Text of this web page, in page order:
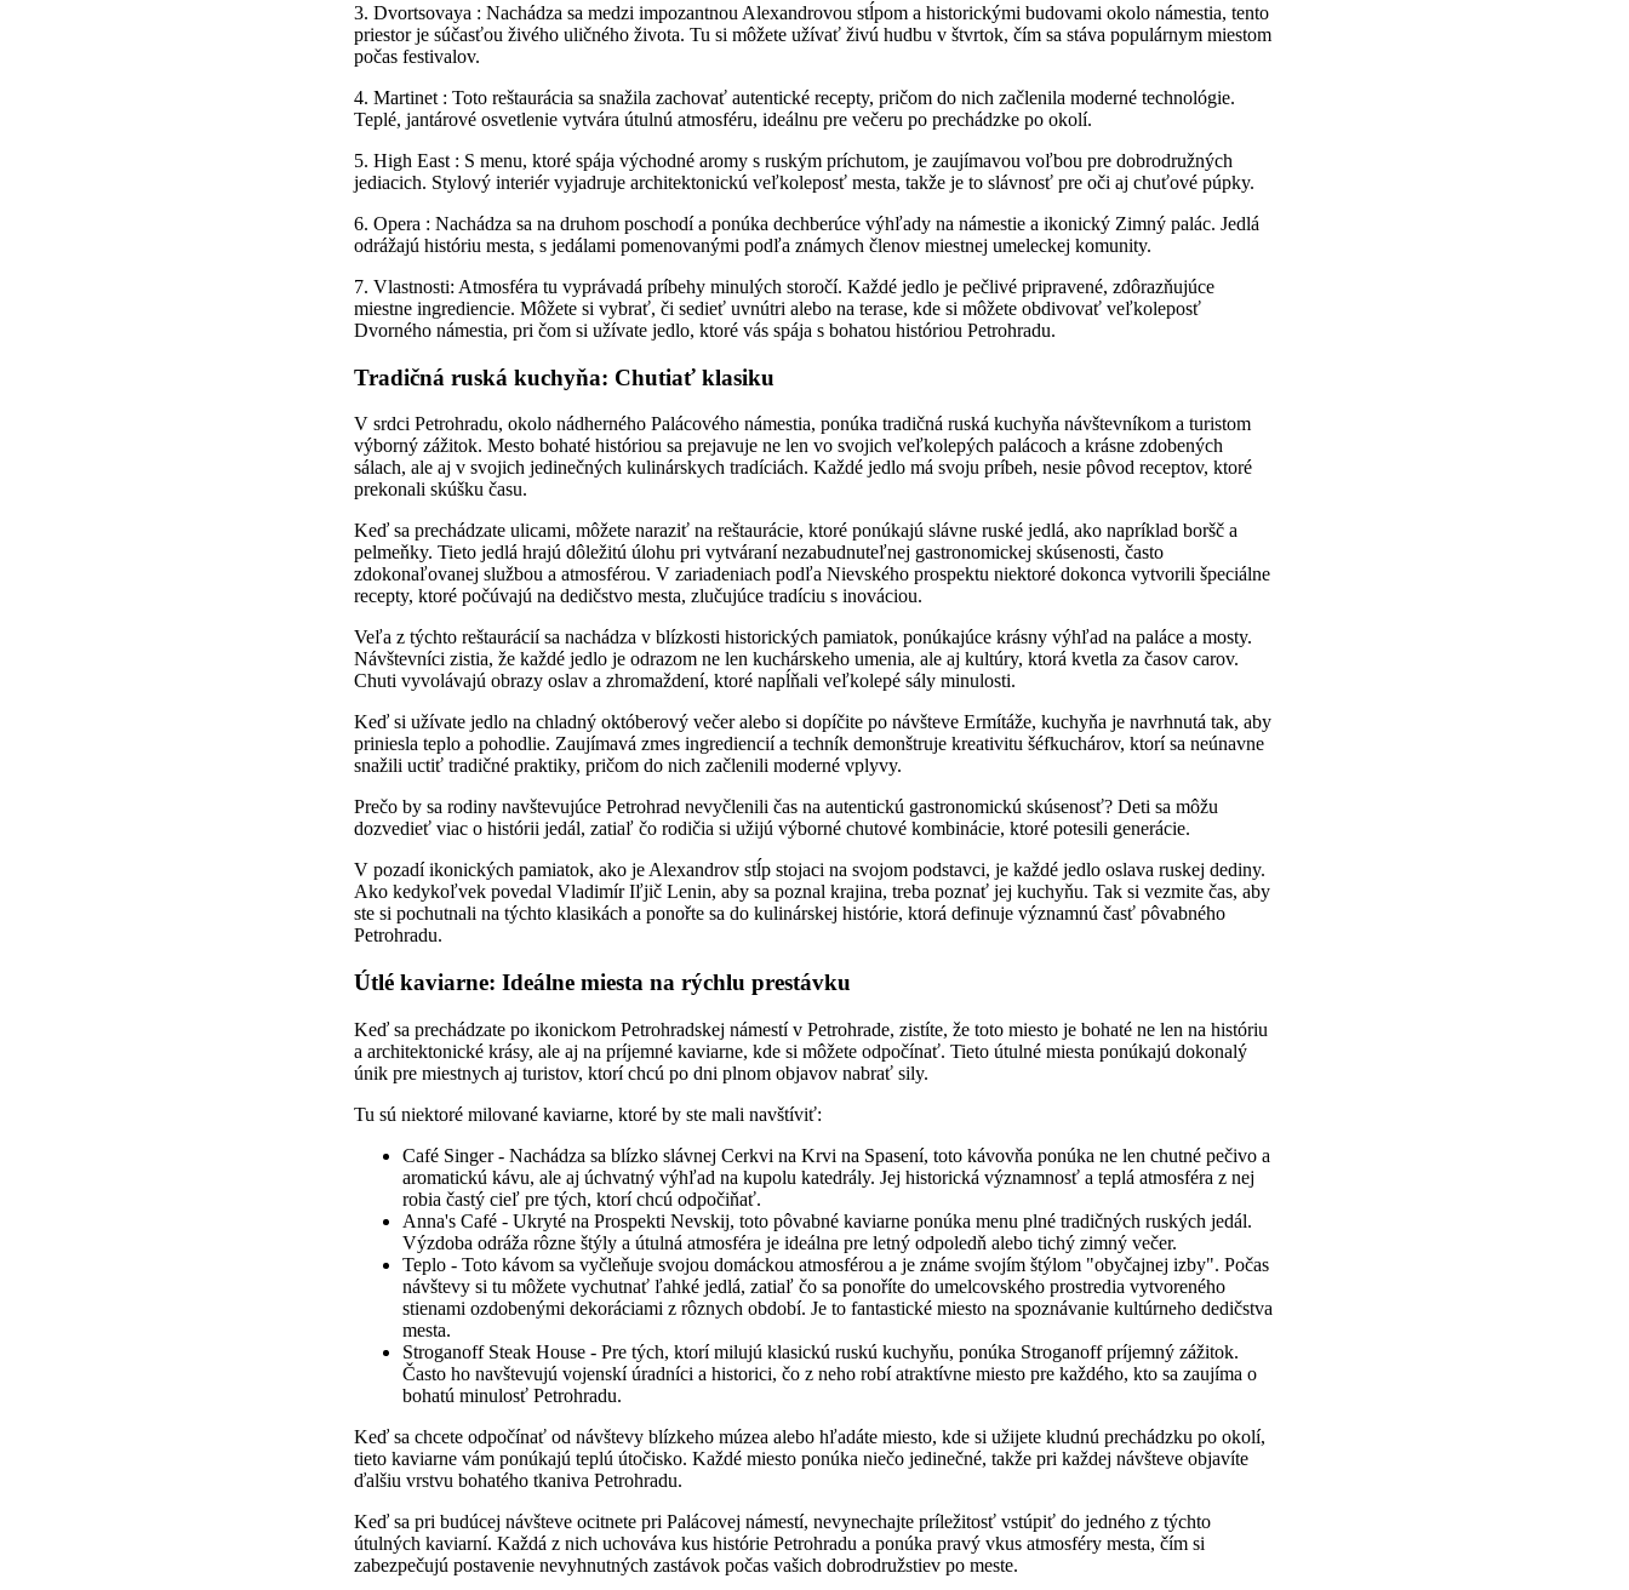
3. Dvortsovaya : Nachádza sa medzi impozantnou Alexandrovou stĺpom a historickými budovami okolo námestia, tento
priestor je súčasťou živého uličného života. Tu si môžete užívať živú hudbu v štvrtok, čím sa stáva populárnym miestom
počas festivalov.
4. Martinet : Toto reštaurácia sa snažila zachovať autentické recepty, pričom do nich začlenila moderné technológie.
Teplé, jantárové osvetlenie vytvára útulnú atmosféru, ideálnu pre večeru po prechádzke po okolí.
5. High East : S menu, ktoré spája východné aromy s ruským príchutom, je zaujímavou voľbou pre dobrodružných
jediacich. Stylový interiér vyjadruje architektonickú veľkoleposť mesta, takže je to slávnosť pre oči aj chuťové púpky.
6. Opera : Nachádza sa na druhom poschodí a ponúka dechberúce výhľady na námestie a ikonický Zimný palác. Jedlá
odrážajú históriu mesta, s jedálami pomenovanými podľa známych členov miestnej umeleckej komunity.
7. Vlastnosti: Atmosféra tu vyprávadá príbehy minulých storočí. Každé jedlo je pečlivé pripravené, zdôrazňujúce
miestne ingrediencie. Môžete si vybrať, či sedieť uvnútri alebo na terase, kde si môžete obdivovať veľkoleposť
Dvorného námestia, pri čom si užívate jedlo, ktoré vás spája s bohatou históriou Petrohradu.
Tradičná ruská kuchyňa: Chutiať klasiku
V srdci Petrohradu, okolo nádherného Palácového námestia, ponúka tradičná ruská kuchyňa návštevníkom a turistom
výborný zážitok. Mesto bohaté históriou sa prejavuje ne len vo svojich veľkolepých palácoch a krásne zdobených
sálach, ale aj v svojich jedinečných kulinárskych tradíciách. Každé jedlo má svoju príbeh, nesie pôvod receptov, ktoré
prekonali skúšku času.
Keď sa prechádzate ulicami, môžete naraziť na reštaurácie, ktoré ponúkajú slávne ruské jedlá, ako napríklad boršč a
pelmeňky. Tieto jedlá hrajú dôležitú úlohu pri vytváraní nezabudnuteľnej gastronomickej skúsenosti, často
zdokonaľovanej službou a atmosférou. V zariadeniach podľa Nievského prospektu niektoré dokonca vytvorili špeciálne
recepty, ktoré počúvajú na dedičstvo mesta, zlučujúce tradíciu s inováciou.
Veľa z týchto reštaurácií sa nachádza v blízkosti historických pamiatok, ponúkajúce krásny výhľad na paláce a mosty.
Návštevníci zistia, že každé jedlo je odrazom ne len kuchárskeho umenia, ale aj kultúry, ktorá kvetla za časov carov.
Chuti vyvolávajú obrazy oslav a zhromaždení, ktoré napĺňali veľkolepé sály minulosti.
Keď si užívate jedlo na chladný októberový večer alebo si dopíčite po návšteve Ermítáže, kuchyňa je navrhnutá tak, aby
priniesla teplo a pohodlie. Zaujímavá zmes ingrediencií a techník demonštruje kreativitu šéfkuchárov, ktorí sa neúnavne
snažili uctiť tradičné praktiky, pričom do nich začlenili moderné vplyvy.
Prečo by sa rodiny navštevujúce Petrohrad nevyčlenili čas na autentickú gastronomickú skúsenosť? Deti sa môžu
dozvedieť viac o histórii jedál, zatiaľ čo rodičia si užijú výborné chutové kombinácie, ktoré potesili generácie.
V pozadí ikonických pamiatok, ako je Alexandrov stĺp stojaci na svojom podstavci, je každé jedlo oslava ruskej dediny.
Ako kedykoľvek povedal Vladimír Iľjič Lenin, aby sa poznal krajina, treba poznať jej kuchyňu. Tak si vezmite čas, aby
ste si pochutnali na týchto klasikách a ponořte sa do kulinárskej histórie, ktorá definuje významnú časť pôvabného
Petrohradu.
Útlé kaviarne: Ideálne miesta na rýchlu prestávku
Keď sa prechádzate po ikonickom Petrohradskej námestí v Petrohrade, zistíte, že toto miesto je bohaté ne len na históriu
a architektonické krásy, ale aj na príjemné kaviarne, kde si môžete odpočínať. Tieto útulné miesta ponúkajú dokonalý
únik pre miestnych aj turistov, ktorí chcú po dni plnom objavov nabrať sily.
Tu sú niektoré milované kaviarne, ktoré by ste mali navštíviť:
Café Singer - Nachádza sa blízko slávnej Cerkvi na Krvi na Spasení, toto kávovňa ponúka ne len chutné pečivo a
aromatickú kávu, ale aj úchvatný výhľad na kupolu katedrály. Jej historická významnosť a teplá atmosféra z nej
robia častý cieľ pre tých, ktorí chcú odpočiňať.
Anna's Café - Ukryté na Prospekti Nevskij, toto pôvabné kaviarne ponúka menu plné tradičných ruských jedál.
Výzdoba odráža rôzne štýly a útulná atmosféra je ideálna pre letný odpoledň alebo tichý zimný večer.
Teplo - Toto kávom sa vyčleňuje svojou domáckou atmosférou a je známe svojím štýlom "obyčajnej izby". Počas
návštevy si tu môžete vychutnať ľahké jedlá, zatiaľ čo sa ponoříte do umelcovského prostredia vytvoreného
stienami ozdobenými dekoráciami z rôznych období. Je to fantastické miesto na spoznávanie kultúrneho dedičstva
mesta.
Stroganoff Steak House - Pre tých, ktorí milujú klasickú ruskú kuchyňu, ponúka Stroganoff príjemný zážitok.
Často ho navštevujú vojenskí úradníci a historici, čo z neho robí atraktívne miesto pre každého, kto sa zaujíma o
bohatú minulosť Petrohradu.
Keď sa chcete odpočínať od návštevy blízkeho múzea alebo hľadáte miesto, kde si užijete kludnú prechádzku po okolí,
tieto kaviarne vám ponúkajú teplú útočisko. Každé miesto ponúka niečo jedinečné, takže pri každej návšteve objavíte
ďalšiu vrstvu bohatého tkaniva Petrohradu.
Keď sa pri budúcej návšteve ocitnete pri Palácovej námestí, nevynechajte príležitosť vstúpiť do jedného z týchto
útulných kaviarní. Každá z nich uchováva kus histórie Petrohradu a ponúka pravý vkus atmosféry mesta, čím si
zabezpečujú postavenie nevyhnutných zastávok počas vašich dobrodružstiev po meste.